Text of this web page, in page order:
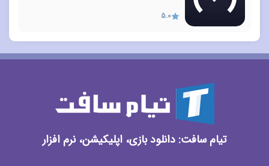
5.0
تیام سافت: دانلود بازی، اپلیکیشن، نرم افزار